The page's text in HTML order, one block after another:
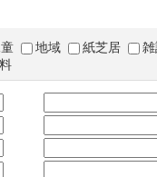
地域 紙芝居